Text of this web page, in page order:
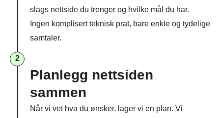
slags nettside du trenger og hvilke mål du har.
Ingen komplisert teknisk prat, bare enkle og tydelige
samtaler.
2
Planlegg nettsiden
sammen​
Når vi vet hva du ønsker, lager vi en plan. Vi